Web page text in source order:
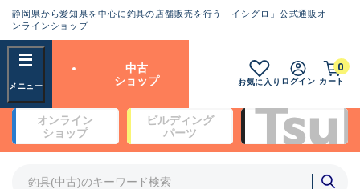
静岡県から愛知県を中心に釣具の店舗販売を行う「イシグロ」公式通販オ
ンラインショップ
中古
ショップ
お気に入り ログイン カート
0
オンライン
ショップ
ビルディング
パーツ
フリーワード
商品カテゴリ
竿・ルアーロッド(64369)
ランクとは？
良
SA
新古品（メーカー問屋から仕
入れた未使用品）
※店頭展示時の置き傷が付いている
ものも含む